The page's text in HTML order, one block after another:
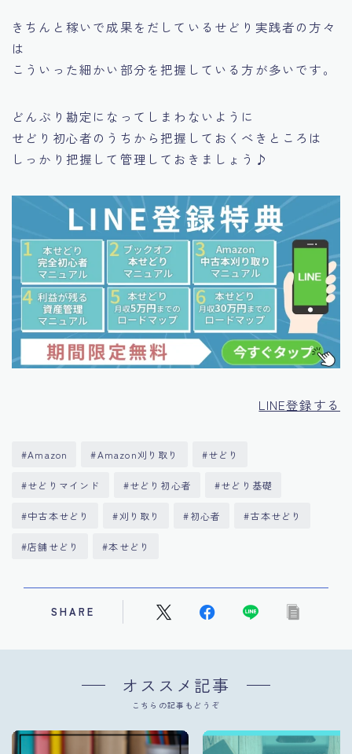
きちんと稼いで成果をだしているせどり実践者の方々
は
こういった細かい部分を把握している方が多いです。
どんぶり勘定になってしまわないように
せどり初心者のうちから把握しておくべきところは
しっかり把握して管理しておきましょう♪
LINE登録する
#Amazon #Amazon刈り取り #せどり
#せどりマインド #せどり初心者 #せどり基礎
#中古本せどり #刈り取り #初心者 #古本せどり
#店舗せどり #本せどり
SHARE
オススメ記事
こちらの記事もどうぞ